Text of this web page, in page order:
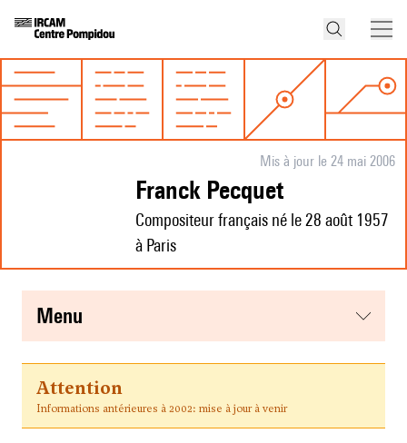
Mis à jour le 24 mai 2006
Franck Pecquet
Compositeur français né le 28 août 1957
à Paris
menu
Attention
Informations antérieures à 2002: mise à jour à venir